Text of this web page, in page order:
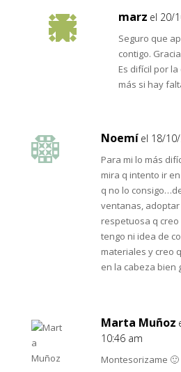
marz el 20/
Seguro que
contigo.
Es difícil por
más si hay
Noemí el 18/
Para mi lo más
mira q intento ir
q no lo
ventanas,
respetuosa q
tengo ni idea de
materiales y creo
en la cabeza bien
Marta Muñoz
10:46 am
Montesorizame 🙂